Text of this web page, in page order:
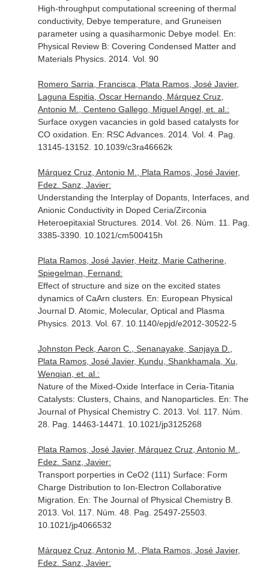
High-throughput computational screening of thermal
conductivity, Debye temperature, and Gruneisen
parameter using a quasiharmonic Debye model. En:
Physical Review B: Covering Condensed Matter and
Materials Physics. 2014. Vol. 90
Romero Sarria, Francisca, Plata Ramos, José Javier,
Laguna Espitia, Oscar Hernando, Márquez Cruz,
Antonio M., Centeno Gallego, Miguel Angel, et. al.:
Surface oxygen vacancies in gold based catalysts for
CO oxidation. En: RSC Advances. 2014. Vol. 4. Pag.
13145-13152. 10.1039/c3ra46662k
Márquez Cruz, Antonio M., Plata Ramos, José Javier,
Fdez. Sanz, Javier:
Understanding the Interplay of Dopants, Interfaces, and
Anionic Conductivity in Doped Ceria/Zirconia
Heteroepitaxial Structures. 2014. Vol. 26. Núm. 11. Pag.
3385-3390. 10.1021/cm500415h
Plata Ramos, José Javier, Heitz, Marie Catherine,
Spiegelman, Fernand:
Effect of structure and size on the excited states
dynamics of CaArn clusters. En: European Physical
Journal D. Atomic, Molecular, Optical and Plasma
Physics. 2013. Vol. 67. 10.1140/epjd/e2012-30522-5
Johnston Peck, Aaron C., Senanayake, Sanjaya D.,
Plata Ramos, José Javier, Kundu, Shankhamala, Xu,
Wenqian, et. al.:
Nature of the Mixed-Oxide Interface in Ceria-Titania
Catalysts: Clusters, Chains, and Nanoparticles. En: The
Journal of Physical Chemistry C. 2013. Vol. 117. Núm.
28. Pag. 14463-14471. 10.1021/jp3125268
Plata Ramos, José Javier, Márquez Cruz, Antonio M.,
Fdez. Sanz, Javier:
Transport porperties in CeO2 (111) Surface: Form
Charge Distribution to Ion-Electron Collaborative
Migration. En: The Journal of Physical Chemistry B.
2013. Vol. 117. Núm. 48. Pag. 25497-25503.
10.1021/jp4066532
Márquez Cruz, Antonio M., Plata Ramos, José Javier,
Fdez. Sanz, Javier: